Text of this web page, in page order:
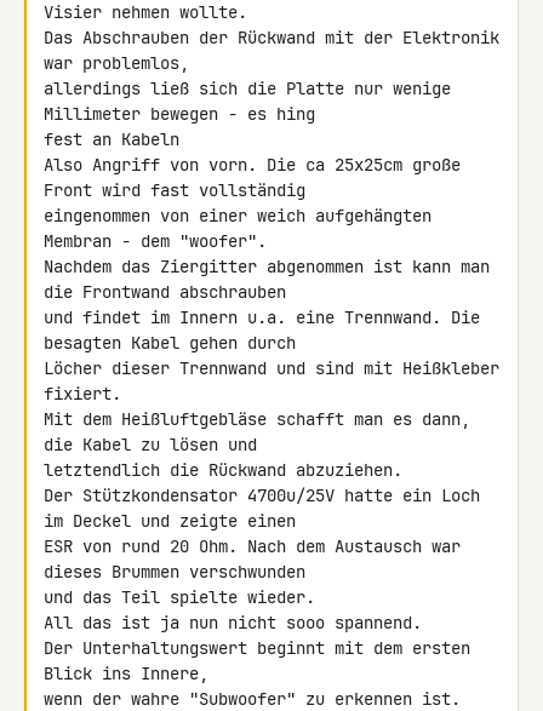
Visier nehmen wollte.
Das Abschrauben der Rückwand mit der Elektronik
war problemlos,
allerdings ließ sich die Platte nur wenige
Millimeter bewegen - es hing
fest an Kabeln
Also Angriff von vorn. Die ca 25x25cm große
Front wird fast vollständig
eingenommen von einer weich aufgehängten
Membran - dem "woofer".
Nachdem das Ziergitter abgenommen ist kann man
die Frontwand abschrauben
und findet im Innern u.a. eine Trennwand. Die
besagten Kabel gehen durch
Löcher dieser Trennwand und sind mit Heißkleber
fixiert.
Mit dem Heißluftgebläse schafft man es dann,
die Kabel zu lösen und
letztendlich die Rückwand abzuziehen.
Der Stützkondensator 4700u/25V hatte ein Loch
im Deckel und zeigte einen
ESR von rund 20 Ohm. Nach dem Austausch war
dieses Brummen verschwunden
und das Teil spielte wieder.
All das ist ja nun nicht sooo spannend.
Der Unterhaltungswert beginnt mit dem ersten
Blick ins Innere,
wenn der wahre "Subwoofer" zu erkennen ist.